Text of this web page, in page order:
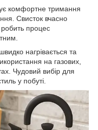
комфортне тримання
Свисток вчасно
процес
нагрівається та
на газових,
Чудовий вибір для
у побуті.